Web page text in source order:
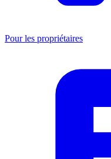
Pour les propriétaires